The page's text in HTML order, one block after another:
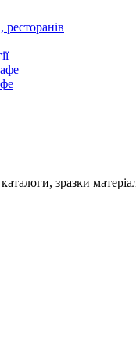
ресторанів
зразки